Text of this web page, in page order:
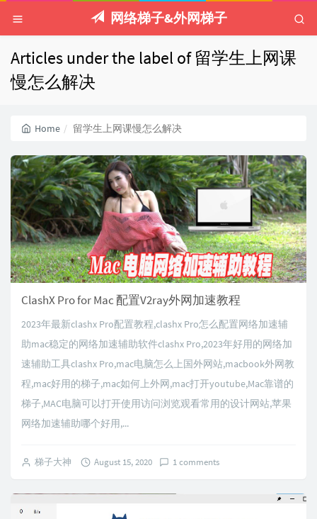
网络梯子&外网梯子
Articles under the label of 留学生上网课
慢怎么解决
Home 留学生上网课慢怎么解决
ClashX Pro for Mac 配置V2ray外网加速教程
2023年最新clashx Pro配置教程,clashx Pro怎么配置网络加速辅
助mac稳定的网络加速辅助软件clashx Pro,2023年好用的网络加
速辅助工具clashx Pro,mac电脑怎么上国外网站,macbook外网教
程,mac好用的梯子,mac如何上外网,mac打开youtube,Mac靠谱的
梯子,MAC电脑可以打开使用访问浏览观看常用的设计网站,苹果
网络加速辅助哪个好用,...
梯子大神 August 15, 2020 1 comments